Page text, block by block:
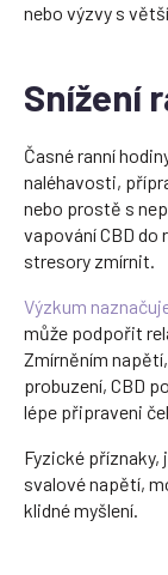
nebo výzvy s
Snížení
Časné ranní
naléhavosti,
nebo prostě s
vapování CBD
stresory zmírnit.
Výzkum
může podpořit
Zmírněním
probuzení, CBD
lépe připraveni
Fyzické příznaky,
svalové napětí,
klidné myšlení.